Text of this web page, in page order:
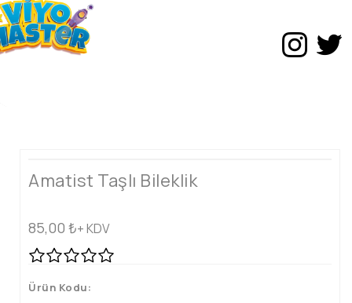
Amatist Taşlı Bileklik
85,00 ₺+ KDV
Ürün Kodu: